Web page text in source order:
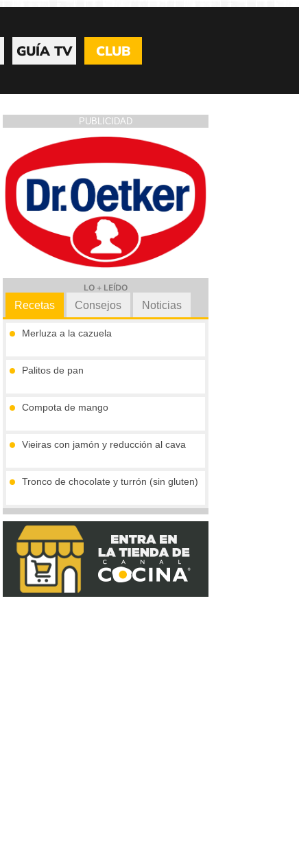
GUÍA TV CLUB
PUBLICIDAD
LO + LEÍDO
Recetas
Merluza a la cazuela
Palitos de pan
Compota de mango
Vieiras con jamón y reducción al cava
Tronco de chocolate y turrón (sin gluten)
Gofres belgas
Consejos Noticias